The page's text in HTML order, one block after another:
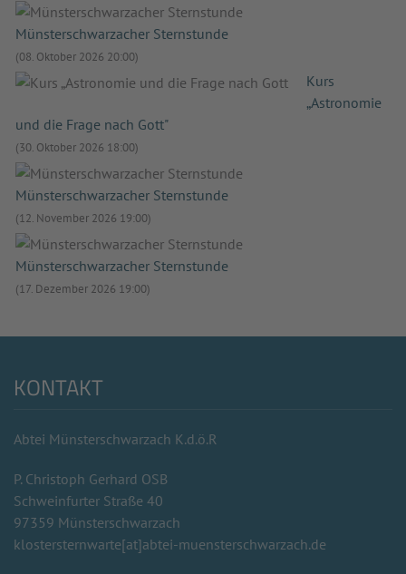
Münsterschwarzacher Sternstunde
(08. Oktober 2026 20:00)
Kurs
„Astronomie
und die Frage nach Gott"
(30. Oktober 2026 18:00)
Münsterschwarzacher Sternstunde
(12. November 2026 19:00)
Münsterschwarzacher Sternstunde
(17. Dezember 2026 19:00)
KONTAKT
Abtei Münsterschwarzach K.d.ö.R
P. Christoph Gerhard OSB
Schweinfurter Straße 40
97359 Münsterschwarzach
klostersternwarte[at]abtei-muensterschwarzach.de